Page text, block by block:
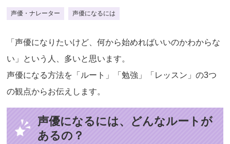
声優・ナレーター 声優になるには
「声優になりたいけど、何から始めればいいのかわからな
い」という人、多いと思います。
声優になる方法を「ルート」「勉強」「レッスン」の3つ
の観点からお伝えします。
声優になるには、どんなルートが
あるの？